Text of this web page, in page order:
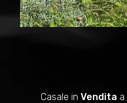
Casale in Vendita a